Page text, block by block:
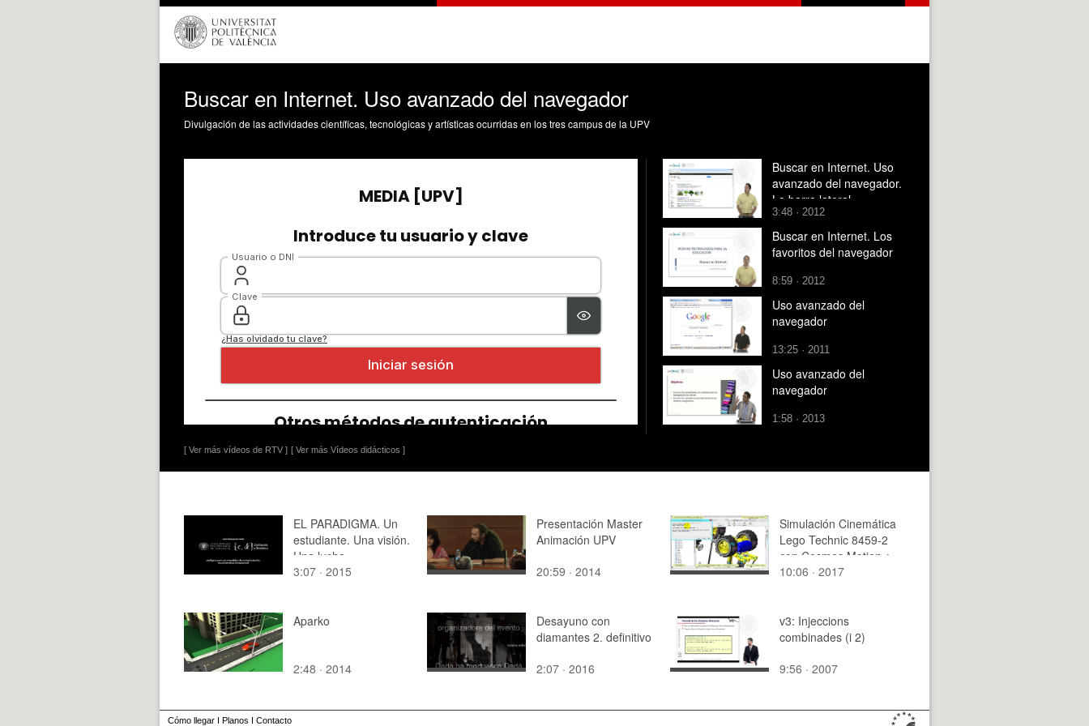
Buscar en Internet. Uso avanzado del navegador
Divulgación de las actividades científicas, tecnológicas y artísticas ocurridas en los tres campus de la UPV
[ Ver más vídeos de RTV ] [ Ver más Vídeos didácticos ]
Buscar en Internet. Uso
avanzado del navegador.
La barra lateral
3:48 · 2012
Buscar en Internet. Los
favoritos del navegador
8:59 · 2012
Uso avanzado del
navegador
13:25 · 2011
Uso avanzado del
navegador
1:58 · 2013
EL PARADIGMA. Un
estudiante. Una visión.
Una lucha.
3:07 · 2015
Presentación Master
Animación UPV
20:59 · 2014
Simulación Cinemática
Lego Technic 8459-2
con Cosmos Motion ¿
15 de 29
10:06 · 2017
Aparko
2:48 · 2014
Desayuno con
diamantes 2. definitivo
2:07 · 2016
v3: Injeccions
combinades (i 2)
9:56 · 2007
Cómo llegar I Planos I Contacto